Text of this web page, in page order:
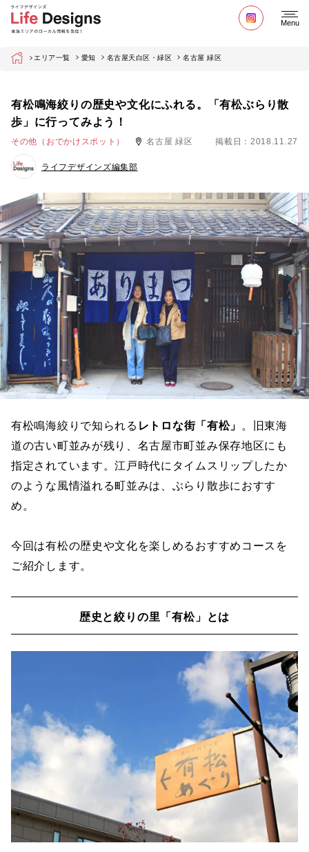
Menu
Home エリア一覧 愛知 名古屋天白区・緑区 名古屋 緑区
有松鳴海絞りの歴史や文化にふれる。「有松ぶらり散
歩」に行ってみよう！
その他（おでかけスポット） 名古屋 緑区 掲載日：2018.11.27
ライフデザインズ編集部
有松鳴海絞りで知られる レトロな街「有松」
。旧東海
道の古い町並みが残り、名古屋市町並み保存地区にも
指定されています。江戸時代にタイムスリップしたか
のような風情溢れる町並みは、ぶらり散歩におすす
め。
今回は有松の歴史や文化を楽しめるおすすめコースを
ご紹介します。
歴史と絞りの里「有松」とは